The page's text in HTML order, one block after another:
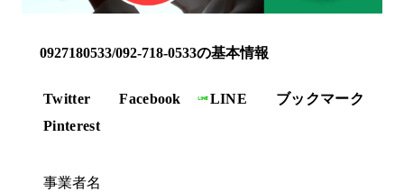
0927180533/092-718-0533の基本情報
Twitter Facebook LINE
ブックマーク
Pinterest
事業者名